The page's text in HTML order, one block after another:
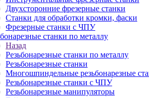
Двухсторонние фрезерные станки
Станки для обработки кромки, фаски
Фрезерные станки с ЧПУ
станки по металлу
Назад
Резьбонарезные станки по металлу
Резьбонарезные станки
Многошпиндельные резьбонарезные
Резьбонарезные станки с ЧПУ
Резьбонарезные манипуляторы